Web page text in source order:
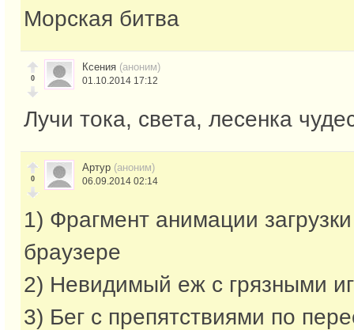
Морская битва
0
Ксения (аноним)
01.10.2014 17:12
Лучи тока, света, лесенка
0
Артур (аноним)
06.09.2014 02:14
1) Фрагмент анимации
браузере
2) Невидимый еж с грязными
3) Бег с препятствиями по